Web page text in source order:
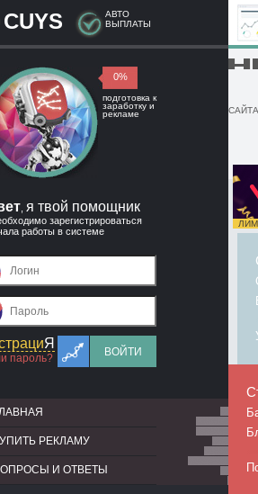
CUYS
АВТО
ВЫПЛАТЫ
0%
подготовка к
заработку и
рекламе
я твой помощник
зарегистрироваться
работы в системе
Я
пароль?
ВОЙТИ
РЕКЛАМУ
И ОТВЕТЫ
█▬█